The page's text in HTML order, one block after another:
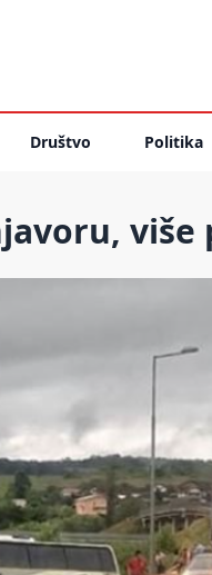
Društvo Politika
više